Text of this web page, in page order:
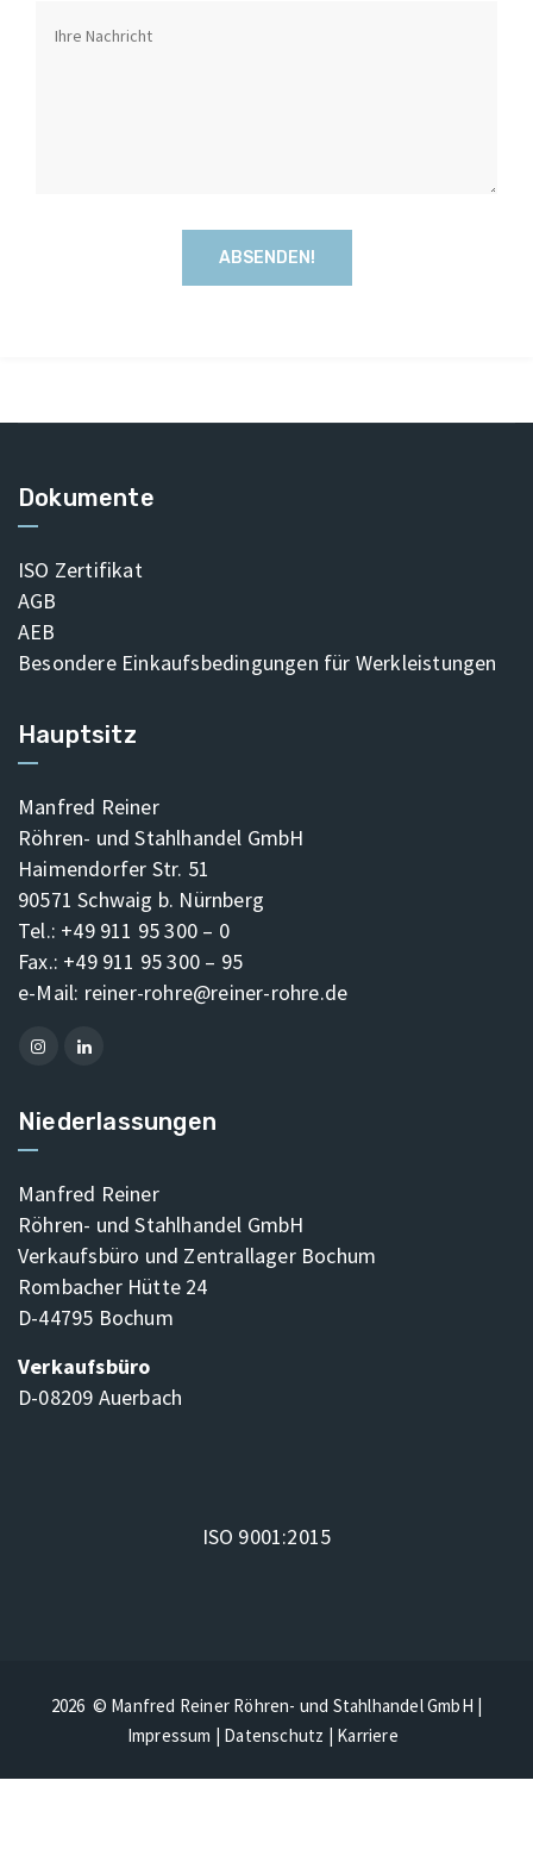
Dokumente
ISO Zertifikat
AGB
AEB
Besondere Einkaufsbedingungen für Werkleistungen
Hauptsitz
Manfred Reiner
Röhren- und Stahlhandel GmbH
Haimendorfer Str. 51
90571 Schwaig b. Nürnberg
Tel.: +49 911 95 300 – 0
Fax.: +49 911 95 300 – 95
e-Mail: reiner-rohre@reiner-rohre.de
Niederlassungen
Manfred Reiner
Röhren- und Stahlhandel GmbH
Verkaufsbüro und Zentrallager Bochum
Rombacher Hütte 24
D-44795 Bochum
Verkaufsbüro
D-08209 Auerbach
ISO 9001:2015
2026 © Manfred Reiner Röhren- und Stahlhandel GmbH |
Impressum | Datenschutz | Karriere